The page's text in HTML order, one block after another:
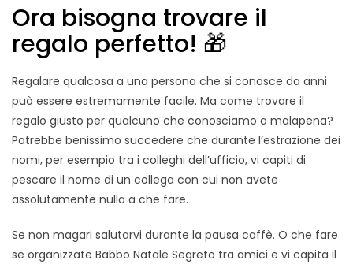
Ora bisogna trovare il
regalo perfetto! 🎁
Regalare qualcosa a una persona che si conosce da anni
può essere estremamente facile. Ma come trovare il
regalo giusto per qualcuno che conosciamo a malapena?
Potrebbe benissimo succedere che durante l’estrazione dei
nomi, per esempio tra i colleghi dell’ufficio, vi capiti di
pescare il nome di un collega con cui non avete
assolutamente nulla a che fare.
Se non magari salutarvi durante la pausa caffè. O che fare
se organizzate Babbo Natale Segreto tra amici e vi capita il